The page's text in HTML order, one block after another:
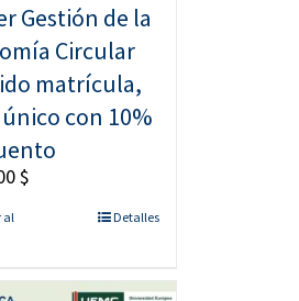
Gestión de la
Circular
matrícula,
con 10%
$
al
Detalles